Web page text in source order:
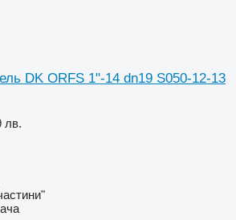
DK ORFS 1"-14 dn19 S050-12-13
лв.